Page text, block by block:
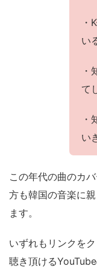
・
い
・
て
・
い
この年代の曲のカ
方も韓国の音楽に
ます。
いずれもリンクを
聴き頂ける